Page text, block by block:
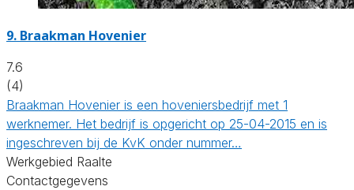
9. Braakman Hovenier
7.6
(4)
Braakman Hovenier is een hoveniersbedrijf met 1
werknemer. Het bedrijf is opgericht op 25-04-2015 en is
ingeschreven bij de KvK onder nummer…
Werkgebied Raalte
Contactgegevens